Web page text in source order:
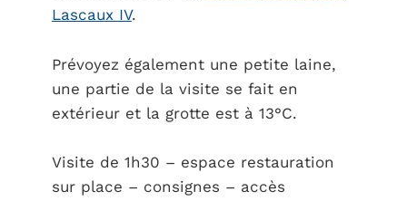
Lascaux IV.
Prévoyez également une petite laine,
une partie de la visite se fait en
extérieur et la grotte est à 13°C.
Visite de 1h30 – espace restauration
sur place – consignes – accès